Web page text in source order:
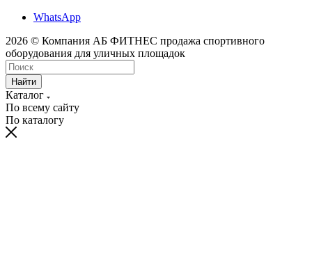
WhatsApp
2026 © Компания АБ ФИТНЕС продажа спортивного
оборудования для уличных площадок
Найти
Каталог
По всему сайту
По каталогу